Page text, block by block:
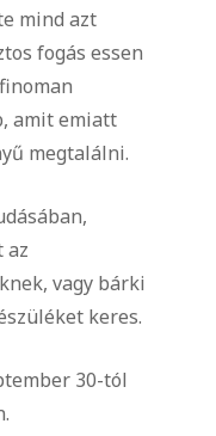
mind azt
fogás essen
amit emiatt
megtalálni.
az
vagy bárki
keres.
30-tól